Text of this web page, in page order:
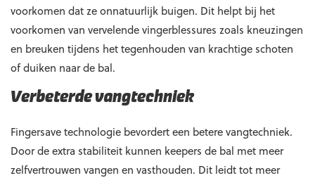
voorkomen dat ze onnatuurlijk buigen. Dit helpt bij het
voorkomen van vervelende vingerblessures zoals kneuzingen
en breuken tijdens het tegenhouden van krachtige schoten
of duiken naar de bal.
Verbeterde vangtechniek
Fingersave technologie bevordert een betere vangtechniek.
Door de extra stabiliteit kunnen keepers de bal met meer
zelfvertrouwen vangen en vasthouden. Dit leidt tot meer